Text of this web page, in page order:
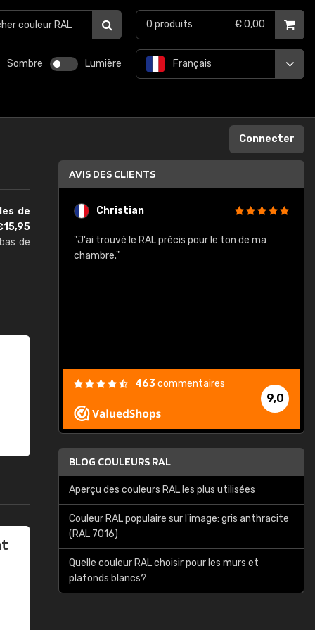
Sombre Lumière Français
0 produits € 0,00
Connecter
de
de
AVIS DES CLIENTS
quels
Christian
"J'ai trouvé le RAL précis pour le ton de ma
chambre."
9,0
463commentaires
BLOG COULEURS RAL
Aperçu des couleurs RAL les plus utilisées
Couleur RAL populaire sur l'image: gris anthracite
(RAL 7016)
Quelle couleur RAL choisir pour les murs et
plafonds blancs?